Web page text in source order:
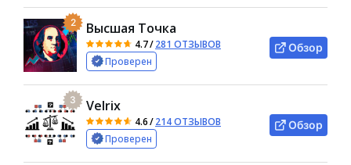
2 Высшая Точка
4.7/281 ОТЗЫВОВ
Проверен
Обзор
3 Velrix
4.6/214 ОТЗЫВОВ
Проверен
Обзор